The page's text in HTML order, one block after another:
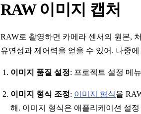
RAW 이미지 캡처
RAW로 촬영하면 카메라 센서의 원본,
유연성과 제어력을 얻을 수 있어. 나중
이미지 품질 설정: 프로젝트 설정 메
이미지 형식 조정: 이미지 형식을
해. 이미지 형식은 애플리케이션 설